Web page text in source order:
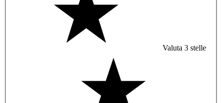
Valuta 3 stelle